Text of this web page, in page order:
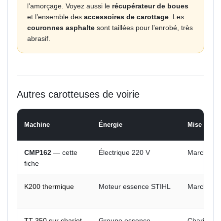
l’amorçage. Voyez aussi le récupérateur de boues
et l’ensemble des accessoires de carottage. Les
couronnes asphalte sont taillées pour l’enrobé, très
abrasif.
Autres carotteuses de voirie
Machine Énergie Mise en
CMP162 — cette
fiche
Électrique 220 V Marche-
K200 thermique Moteur essence STIHL Marche-